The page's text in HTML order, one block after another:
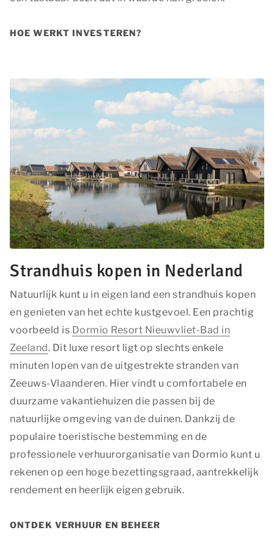
HOE WERKT INVESTEREN?
Strandhuis kopen in Nederland
Natuurlijk kunt u in eigen land een strandhuis kopen
en genieten van het echte kustgevoel. Een prachtig
voorbeeld is Dormio Resort Nieuwvliet-Bad in
Zeeland. Dit luxe resort ligt op slechts enkele
minuten lopen van de uitgestrekte stranden van
Zeeuws-Vlaanderen. Hier vindt u comfortabele en
duurzame vakantiehuizen die passen bij de
natuurlijke omgeving van de duinen. Dankzij de
populaire toeristische bestemming en de
professionele verhuurorganisatie van Dormio kunt u
rekenen op een hoge bezettingsgraad, aantrekkelijk
rendement en heerlijk eigen gebruik.
ONTDEK VERHUUR EN BEHEER